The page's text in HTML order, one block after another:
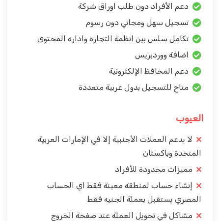
دعم الأفراد دون طلب اوراق شركة
تسجيل سهل ومجاني دون رسوم
تكامل سلس بين انظمة التجارة وادارة المحتوى
اضافة ووردبريس
دعم المحافظ الإلكترونية
متاح للتسجيل بدول عربية متعددة
العيوب
لا يدعم العملات الأجنبية إلا في الإمارات العربية
المتحدة وباكستان
مميزات محدودة للأفراد
إنشاء حساب لمنطقة معينة فقط اي الحساب
المصري يستقبل بعملة الجنيه فقط
مشاكل في تحويل العملة عند صفحة الخروج